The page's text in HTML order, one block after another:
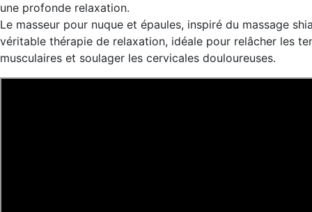
une profonde relaxation.
Le masseur pour nuque et épaules, inspiré du massage
véritable thérapie de relaxation, idéale pour relâcher les
musculaires et soulager les cervicales douloureuses.